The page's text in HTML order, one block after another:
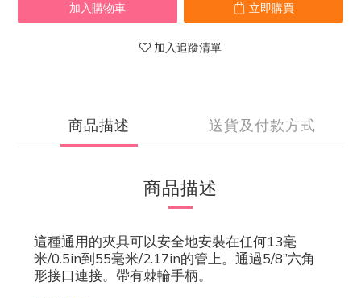
加入購物車 立即購買
加入追蹤清單
商品描述 送貨及付款方式
商品描述
這種通用的夾具可以安全地安裝在任何13毫
米/0.5in到55毫米/2.17in的管上。通過5/8”六角
形接口連接。帶有棘輪手柄。